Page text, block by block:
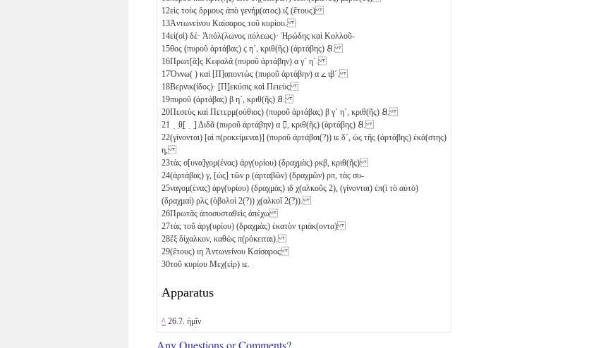
12εἰς τοὺς ὅρμους ἀπὸ γενήμ(ατος) ιζ (ἔτους)
13Ἀντωνείνου Καίσαρος τοῦ κυρίου.
14εἰ(σὶ) δέ· Ἀπόλ(λωνος πόλεως)· Ἡρώδης καὶ Κολλοῦ-
15θος (πυροῦ ἀρτάβας) ϛ η´ , κριθ(ῆς) (ἀρτάβης) 𐅸 .
16Πρωτ[ᾶ]ς̣ Κεφαλᾶ (πυροῦ ἀρτάβην) α γ´ η´ .
17Ὀννω( ) καὶ [Π]α̣ποντὼς (πυροῦ ἀρτάβην) α 𐅵 ιβ´ .
18Βερνικ(ίδος)· [Π]εκύσις καὶ Πειεὺς
19πυροῦ (ἀρτάβας) β η´ , κριθ(ῆς) 𐅸 .
20Πεσεὺς καὶ Πετερμ(ούθιος) (πυροῦ ἀρτάβας) β γ´ η´ , κριθ(ῆς) 𐅸 .
21
̣ ̣θ̣[ ̣ ̣] Διδᾶ (πυροῦ ἀρτάβην) α 𐅵̣ , κριθ(ῆς) (ἀρτάβης) 𐅸 .
22(γίνονται) [αἱ π(ροκείμεναι)] (πυροῦ ἀρτάβαι(?)) ιε δ´ , ὡς τῆς (ἀρτάβης) ἑκά(στης)
η ,
23τὰς σ[υνα]γ̣ο̣μ(ένας) ἀργ(υρίου) (δραχμὰς) ρκβ , κριθ(ῆς)
24(ἀρτάβας) γ , [ὡς] τῶν ρ (ἀρταβῶν) (δραχμῶν) ρπ , τὰς συ-
25ναγομ(ένας) ἀργ(υρίου) (δραχμὰς) ι̣δ χ(αλκοῦς 2) , (γίνονται) ἐπ(ὶ τὸ αὐτὸ)
(δραχμαὶ) ρλϛ̣ (ὀβολοὶ 2(?)) χ̣(αλκοῖ 2(?)) .
26Πρωτᾶς ἀποσυσταθεὶς ἀπέχω
27τὰς τοῦ ἀργ(υρίου) (δραχμὰς) ἑκατὸν τριάκ(οντα)
28ἓξ δίχαλκον, καθὼς π(ρόκειται).
29(ἔτους) ιη Ἀντωνείνου Καίσαρος
30τοῦ κυρίου Μεχ(εὶρ) ιε
Apparatus
^ 26.7. ἡμῖν
Any Questions or Comments?